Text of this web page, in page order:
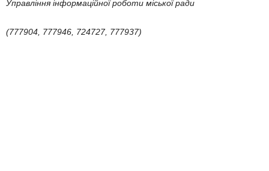
Управління інформаційної роботи міської ради
(777904, 777946, 724727, 777937)